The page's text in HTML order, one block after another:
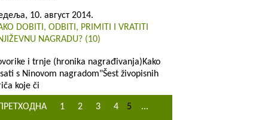
10. август 2014.
DOBITI, ODBITI, PRIMITI I VRATITI
NAGRADU? (10)
i trnje (hronika nagrađivanja)Kako
s Ninovom nagradom"Šest živopisnih
koje či
ПРЕТХОДНА 1 2 3 4 5 ...